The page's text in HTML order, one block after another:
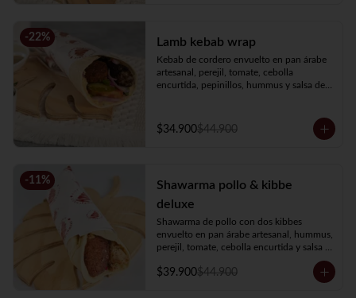
-22% Lamb kebab wrap
Kebab de cordero envuelto en pan árabe
artesanal, perejil, tomate, cebolla
encurtida, pepinillos, hummus y salsa de
$34.900$44.900
-11%
Shawarma pollo & kibbe
deluxe
Shawarma de pollo con dos kibbes
envuelto en pan árabe artesanal, hummus,
perejil, tomate, cebolla encurtida y salsa
$39.900$44.900